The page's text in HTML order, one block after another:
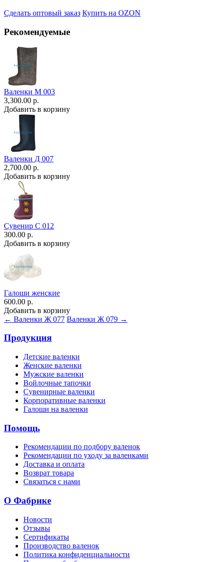
Сделать оптовый заказ Купить на OZON
Рекомендуемые
Валенки М 003
3,300.00 р.
Добавить в корзину
Валенки Д 007
2,700.00 р.
Добавить в корзину
Сувенир С 012
300.00 р.
Добавить в корзину
Галоши женские
600.00 р.
Добавить в корзину
← Валенки Ж 077 Валенки Ж 079 →
Продукция
Детские валенки
Женские валенки
Мужские валенки
Войлочные тапочки
Сувенирные валенки
Корпоративные валенки
Галоши на валенки
Помощь
Рекомендации по подбору валенок
Рекомендации по уходу за валенками
Доставка и оплата
Возврат товара
Связаться с нами
О Фабрике
Новости
Отзывы
Сертификаты
Производство валенок
Политика конфиденциальности